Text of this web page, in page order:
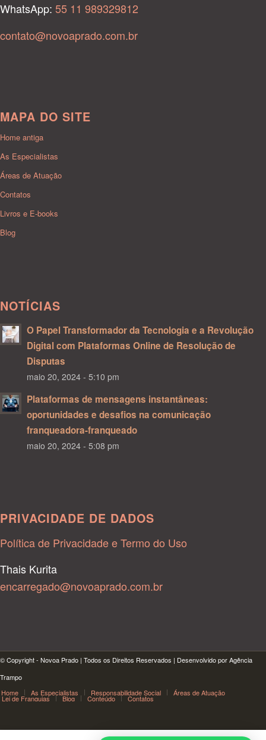
WhatsApp: 55 11 989329812
contato@novoaprado.com.br
MAPA DO SITE
Home antiga
As Especialistas
Áreas de Atuação
Contatos
Livros e E-books
Blog
NOTÍCIAS
O Papel Transformador da Tecnologia e a Revolução
Digital com Plataformas Online de Resolução de
Disputas
maio 20, 2024 - 5:10 pm
Plataformas de mensagens instantâneas:
oportunidades e desafios na comunicação
franqueadora-franqueado
maio 20, 2024 - 5:08 pm
PRIVACIDADE DE DADOS
Política de Privacidade e Termo do Uso
Thais Kurita
encarregado@novoaprado.com.br
© Copyright - Novoa Prado | Todos os Direitos Reservados | Desenvolvido por Agência
Trampo
Home
As Especialistas Responsabilidade Social Áreas de Atuação
Lei de Franquias Blog Conteúdo Contatos